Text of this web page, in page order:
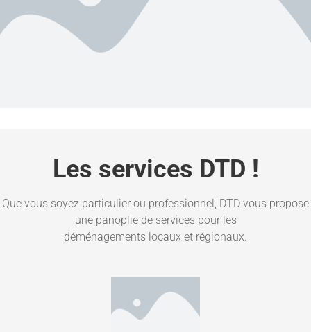
Les services DTD !
Que vous soyez particulier ou professionnel, DTD vous propose
une panoplie de services pour les
déménagements locaux et régionaux.